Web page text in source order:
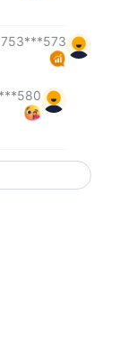
573***753
580***217